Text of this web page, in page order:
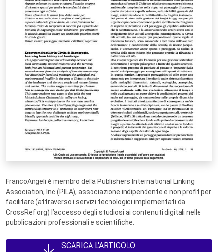
FrancoAngeli è membro della Publishers International Linking
Association, Inc (PILA), associazione indipendente e non profit per
facilitare (attraverso i servizi tecnologici implementati da
CrossRef.org) l’accesso degli studiosi ai contenuti digitali nelle
pubblicazioni professionali e scientifiche.
SCARICA L'ARTICOLO